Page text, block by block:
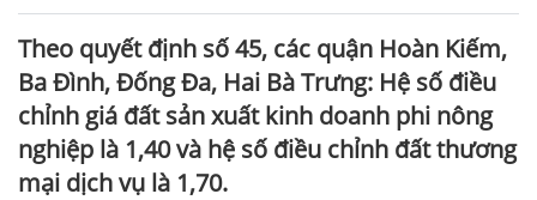
Theo quyết định số 45, các quận Hoàn Kiếm,
Ba Đình, Đống Đa, Hai Bà Trưng: Hệ số điều
chỉnh giá đất sản xuất kinh doanh phi nông
nghiệp là 1,40 và hệ số điều chỉnh đất thương
mại dịch vụ là 1,70.